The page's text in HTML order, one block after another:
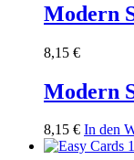
Modern
8,15 €
Modern
8,15 € In den